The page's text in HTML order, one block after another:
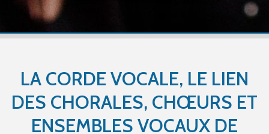
LA CORDE VOCALE, LE LIEN
DES CHORALES, CHŒURS ET
ENSEMBLES VOCAUX DE